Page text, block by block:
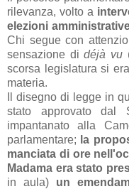
rilevanza, voltoa
elezioni amministr
Chi segue con
sensazione didéjà vu
scorsa legislatura si
materia.
Il disegno di legge in
stato approvato
impantanato alla
parlamentare; la
manciata di ore
Madama era stato
in aula) un